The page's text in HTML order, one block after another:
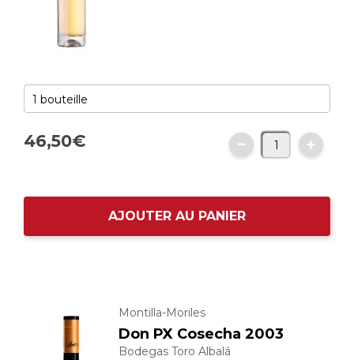
46,50€
AJOUTER AU PANIER
Montilla-Moriles
Don PX Cosecha 2003
Bodegas Toro Albalá